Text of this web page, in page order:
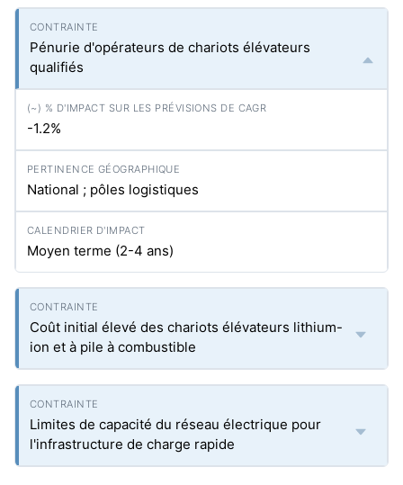
Pénurie d'opérateurs de chariots élévateurs
qualifiés
-1.2%
National ; pôles logistiques
Moyen terme (2-4 ans)
Coût initial élevé des chariots élévateurs lithium-
ion et à pile à combustible
Limites de capacité du réseau électrique pour
l'infrastructure de charge rapide